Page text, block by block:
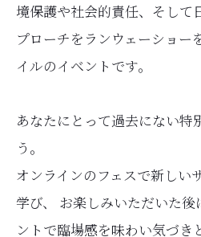
境保護や社会的責任、そして
プローチをランウェーショー
イルのイベントです。
あなたにとって過去にない特
う。
オンラインのフェスで新しい
学び、 お楽しみいただいた
ントで臨場感を味わい気づき